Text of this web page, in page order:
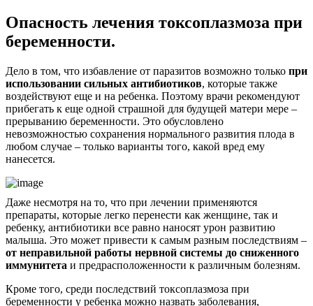
Опасность лечения токсоплазмоза при
беременности.
Дело в том, что избавление от паразитов возможно только при
использовании сильных антибиотиков, которые также
воздействуют еще и на ребенка. Поэтому врачи рекомендуют
прибегать к еще одной страшной для будущей матери мере –
прерыванию беременности. Это обусловлено
невозможностью сохранения нормального развития плода в
любом случае – только варианты того, какой вред ему
нанесется.
Даже несмотря на то, что при лечении применяются
препараты, которые легко перенести как женщине, так и
ребенку, антибиотики все равно наносят урон развитию
малыша. Это может привести к самым разным последствиям –
от неправильной работы нервной системы до сниженного
иммунитета и предрасположенности к различным болезням.
Кроме того, среди последствий токсоплазмоза при
беременности у ребенка можно назвать заболевания,